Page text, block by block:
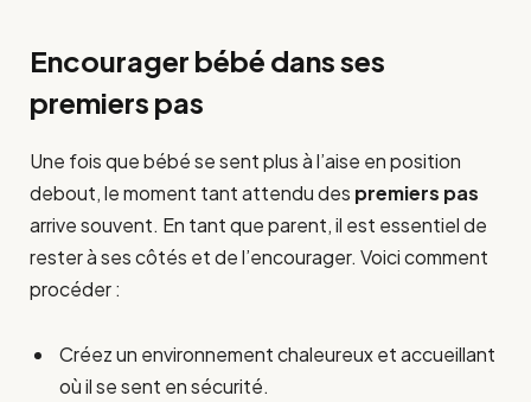
Encourager bébé dans ses
premiers pas
Une fois que bébé se sent plus à l’aise en position
debout, le moment tant attendu des premiers pas
arrive souvent. En tant que parent, il est essentiel de
rester à ses côtés et de l’encourager. Voici comment
procéder :
Créez un environnement chaleureux et accueillant
où il se sent en sécurité.